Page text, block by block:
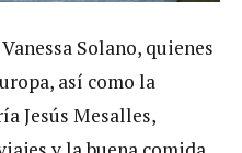
Solano, quienes
así como la
Jesús Mesalles,